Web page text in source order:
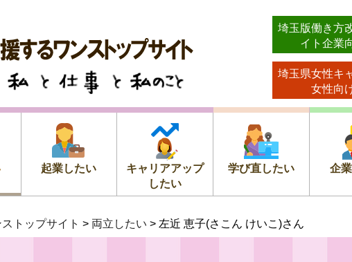
応援するワンストッ
仕事 と 私のこと
埼玉版働き方
イト企業
埼玉県女性キ
女性向
起業したい
キャリアアップ
したい
学び直したい 企
トップサイト > 両立したい > 左近 恵子(さこん けいこ)さん